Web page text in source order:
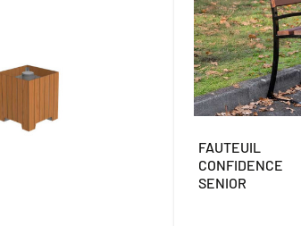
FAUTEUIL
CONFIDENCE
SENIOR